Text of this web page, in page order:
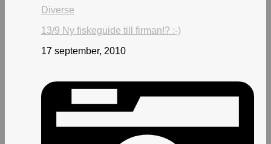
Diverse
13/9 Ny fiskeguide till firman!? :-)
17 september, 2010